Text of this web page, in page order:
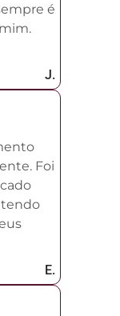
é
J.
Foi
tendo
E.